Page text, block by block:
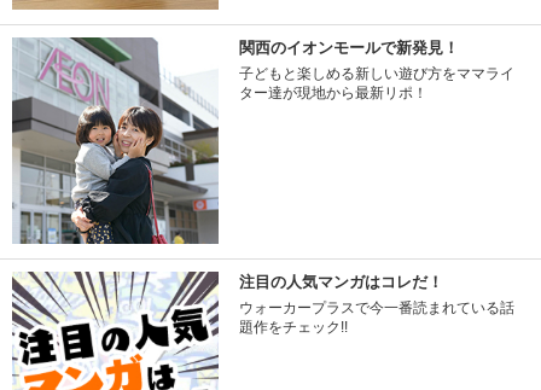
関西のイオンモールで新発見！
子どもと楽しめる新しい遊び方をママライ
ター達が現地から最新リポ！
注目の人気マンガはコレだ！
ウォーカープラスで今一番読まれている話
題作をチェック!!